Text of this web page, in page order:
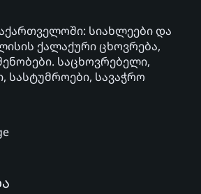
სიახლეები და
ქალაქური ცხოვრება,
საცხოვრებელი,
სასტუმროები, სავაჭრო